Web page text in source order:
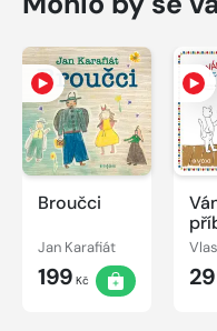
Broučci
Jan Karafiát
199 Kč